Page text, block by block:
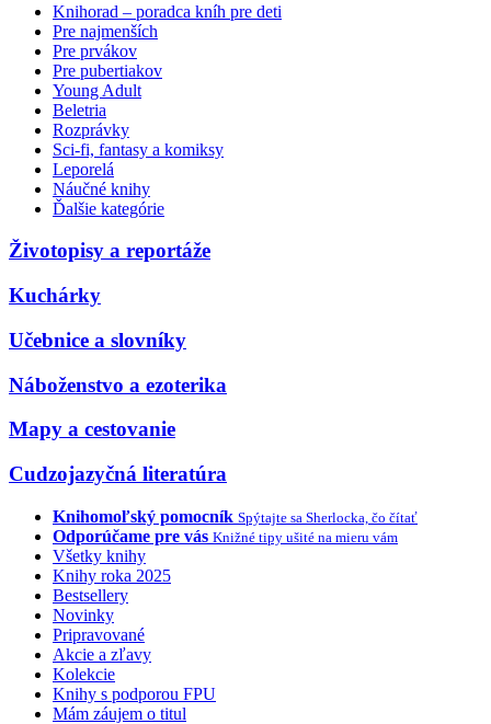
Knihorad – poradca kníh pre deti
Pre najmenších
Pre prvákov
Pre pubertiakov
Young Adult
Beletria
Rozprávky
Sci-fi, fantasy a komiksy
Leporelá
Náučné knihy
Ďalšie kategórie
Životopisy a reportáže
Kuchárky
Učebnice a slovníky
Náboženstvo a ezoterika
Mapy a cestovanie
Cudzojazyčná literatúra
Knihomoľský pomocník Spýtajte sa Sherlocka, čo čítať
Odporúčame pre vás Knižné tipy ušité na mieru vám
Všetky knihy
Knihy roka 2025
Bestsellery
Novinky
Pripravované
Akcie a zľavy
Kolekcie
Knihy s podporou FPU
Mám záujem o titul